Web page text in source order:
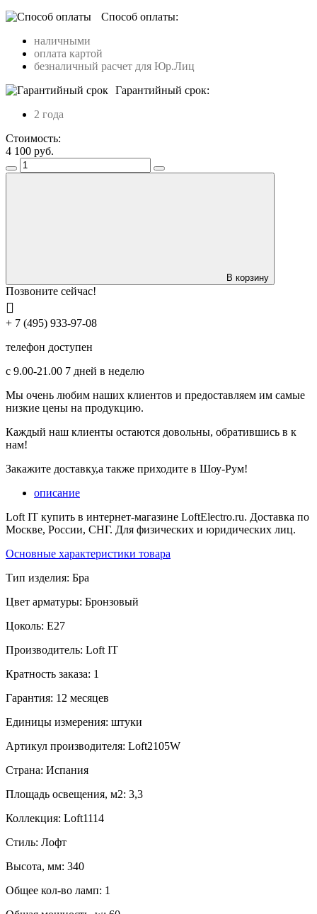
Способ оплаты:
наличными
оплата картой
безналичный расчет для Юр.Лиц
Гарантийный срок:
2 года
Стоимость:
4 100 руб.
В корзину
Позвоните сейчас!
+ 7 (495) 933-97-08
телефон доступен
с 9.00-21.00 7 дней в неделю
Мы очень любим наших клиентов и предоставляем им самые
низкие цены на продукцию.
Каждый наш клиенты остаются довольны, обратившись в к
нам!
Закажите доставку,а также приходите в Шоу-Рум!
описание
Loft IT купить в интернет-магазине LoftElectro.ru. Доставка по
Москве, России, СНГ. Для физических и юридических лиц.
Основные характеристики товара
Тип изделия: Бра
Цвет арматуры: Бронзовый
Цоколь: E27
Производитель: Loft IT
Кратность заказа: 1
Гарантия: 12 месяцев
Единицы измерения: штуки
Артикул производителя: Loft2105W
Страна: Испания
Площадь освещения, м2: 3,3
Коллекция: Loft1114
Стиль: Лофт
Высота, мм: 340
Общее кол-во ламп: 1